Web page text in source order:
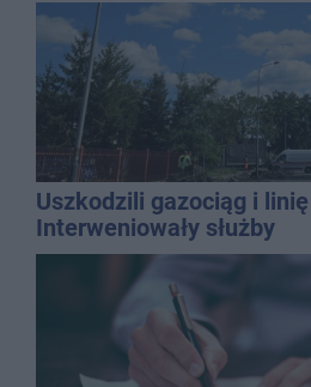
Uszkodzili gazociąg i
Interweniowały służby